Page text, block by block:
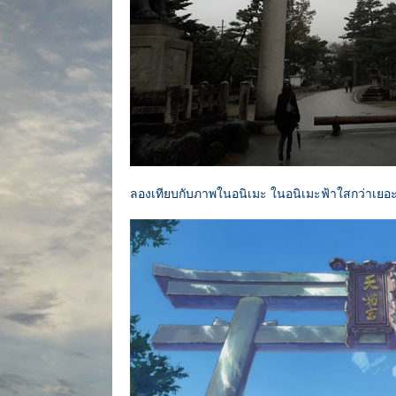
ลองเทียบกับภาพในอนิเมะ ในอนิเมะฟ้าใสกว่าเยอ